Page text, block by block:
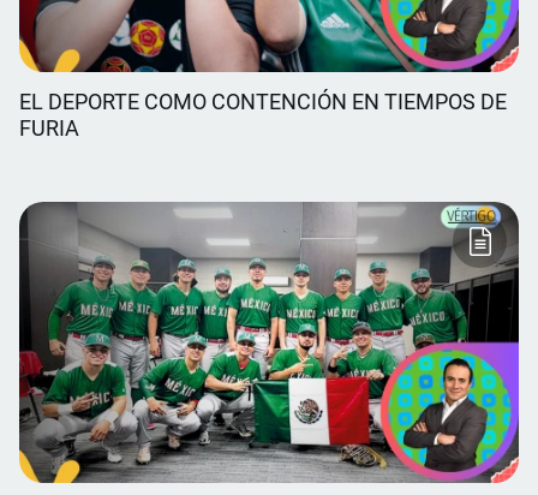
EL DEPORTE COMO CONTENCIÓN EN TIEMPOS DE
FURIA